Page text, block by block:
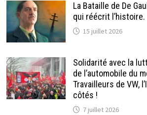
La Bataille de De
qui réécrit l’histoire.
15 juillet 2026
Solidarité avec la
de l’automobile du
Travailleurs de VW,
côtés !
7 juillet 2026